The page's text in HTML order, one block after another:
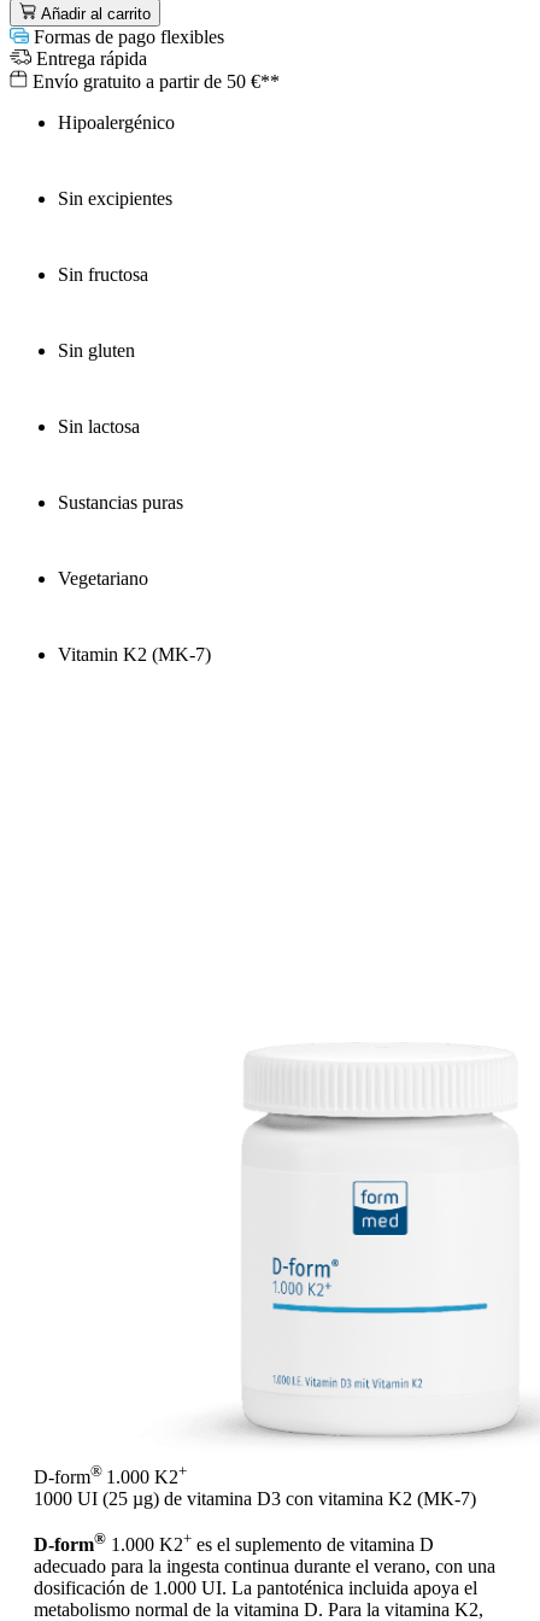
Añadir al carrito
Formas de pago flexibles
Entrega rápida
Envío gratuito a partir de 50 €**
Hipoalergénico
Sin excipientes
Sin fructosa
Sin gluten
Sin lactosa
Sustancias puras
Vegetariano
Vitamin K2 (MK-7)
D-form® 1.000 K2+
1000 UI (25 µg) de vitamina D3 con vitamina K2 (MK-7)
D-form® 1.000 K2+ es el suplemento de vitamina D
adecuado para la ingesta continua durante el verano, con una
dosificación de 1.000 UI. La pantoténica incluida apoya el
metabolismo normal de la vitamina D. Para la vitamina K2,